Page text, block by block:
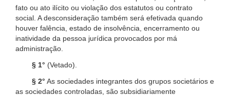
fato ou ato ilícito ou violação dos estatutos ou contrato
social. A desconsideração também será efetivada quando
houver falência, estado de insolvência, encerramento ou
inatividade da pessoa jurídica provocados por má
administração.
§ 1° (Vetado).
§ 2° As sociedades integrantes dos grupos societários e
as sociedades controladas, são subsidiariamente